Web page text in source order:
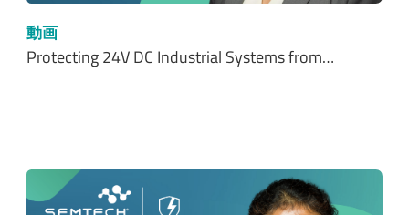
動画
Protecting 24V DC Industrial Systems from…